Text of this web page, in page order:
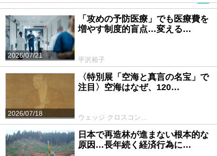
2026/07/21
「攻めの予防医療」でも医療費を
増やす制度的盲点…変える…
平沢裕子
2026/07/18
〈特別展「空海と真言の名宝」で
注目〉空海はなぜ、120…
ウェッジ クロスコン…
日本で再造林が進まない根本的な
原因…長年続く経済行為に…